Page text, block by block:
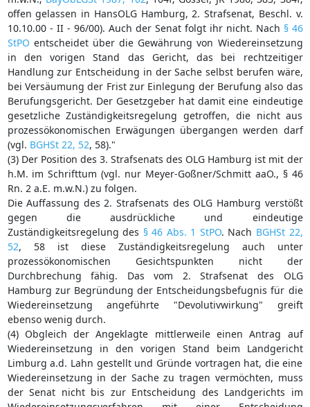
offen gelassen in HansOLG Hamburg, 2. Strafsenat, Beschl. v.
10.10.00 - II - 96/00). Auch der Senat folgt ihr nicht. Nach § 46
StPO entscheidet über die Gewährung von Wiedereinsetzung
in den vorigen Stand das Gericht, das bei rechtzeitiger
Handlung zur Entscheidung in der Sache selbst berufen wäre,
bei Versäumung der Frist zur Einlegung der Berufung also das
Berufungsgericht. Der Gesetzgeber hat damit eine eindeutige
gesetzliche Zuständigkeitsregelung getroffen, die nicht aus
prozessökonomischen Erwägungen übergangen werden darf
(vgl. BGHSt 22, 52, 58)."
(3) Der Position des 3. Strafsenats des OLG Hamburg ist mit der
h.M. im Schrifttum (vgl. nur Meyer-Goßner/Schmitt aaO., § 46
Rn. 2 a.E. m.w.N.) zu folgen.
Die Auffassung des 2. Strafsenats des OLG Hamburg verstößt
gegen die ausdrückliche und eindeutige
Zuständigkeitsregelung des § 46 Abs. 1 StPO. Nach BGHSt 22,
52, 58 ist diese Zuständigkeitsregelung auch unter
prozessökonomischen Gesichtspunkten nicht der
Durchbrechung fähig. Das vom 2. Strafsenat des OLG
Hamburg zur Begründung der Entscheidungsbefugnis für die
Wiedereinsetzung angeführte "Devolutivwirkung" greift
ebenso wenig durch.
(4) Obgleich der Angeklagte mittlerweile einen Antrag auf
Wiedereinsetzung in den vorigen Stand beim Landgericht
Limburg a.d. Lahn gestellt und Gründe vortragen hat, die eine
Wiedereinsetzung in der Sache zu tragen vermöchten, muss
der Senat nicht bis zur Entscheidung des Landgerichts im